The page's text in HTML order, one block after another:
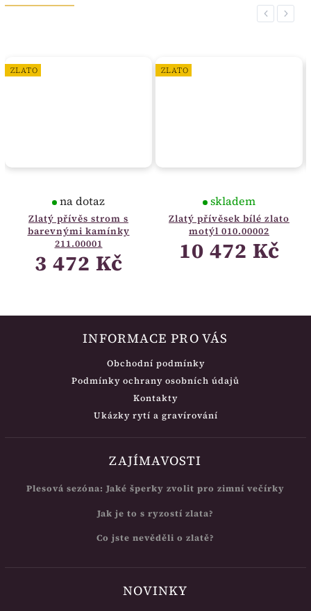
Previous
ZLATO
Zlatý přívěs strom s
barevnými kamínky
211.00001
na dotaz
3 472 Kč
ZLATO
Zlatý přívěsek bílé zlato
motýl 010.00002
skladem
10 472 Kč
Next
INFORMACE PRO VÁS
Obchodní podmínky
Podmínky ochrany osobních údajů
Kontakty
Ukázky rytí a gravírování
ZAJÍMAVOSTI
Plesová sezóna: Jaké šperky zvolit pro zimní večírky
Jak je to s ryzostí zlata?
Co jste nevěděli o zlatě?
NOVINKY